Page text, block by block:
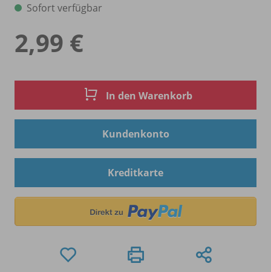
Sofort verfügbar
2,99 €
In den Warenkorb
Kundenkonto
Kreditkarte